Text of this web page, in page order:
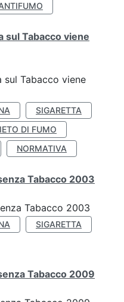
sul Tabacco viene
sul Tabacco viene
SIGARETTA
DI FUMO
NORMATIVA
Tabacco 2003
Tabacco 2003
SIGARETTA
Tabacco 2009